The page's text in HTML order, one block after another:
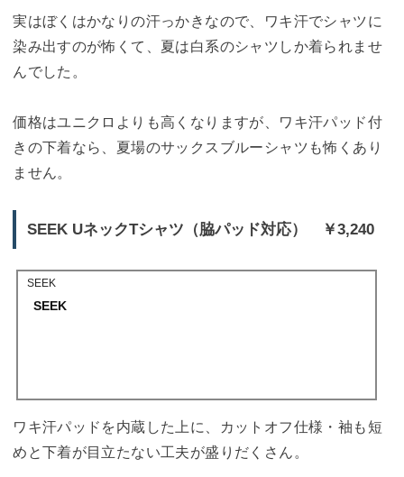
実はぼくはかなりの汗っかきなので、ワキ汗でシャツに
染み出すのが怖くて、夏は白系のシャツしか着られませ
んでした。
価格はユニクロよりも高くなりますが、ワキ汗パッド付
きの下着なら、夏場のサックスブルーシャツも怖くあり
ません。
SEEK UネックTシャツ（脇パッド対応） ￥3,240
SEEK
SEEK
ワキ汗パッドを内蔵した上に、カットオフ仕様・袖も短
めと下着が目立たない工夫が盛りだくさん。